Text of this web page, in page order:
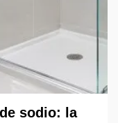
sodio: la